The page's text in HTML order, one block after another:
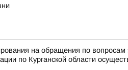
на обращения по
по Курганской области